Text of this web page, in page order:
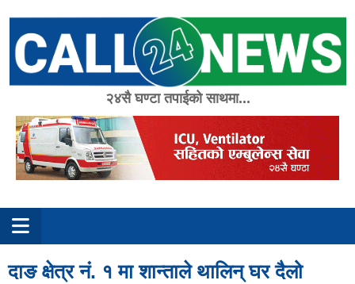
content
२४सै घण्टा तपाईको साथमा...
दाङ क्षेत्र नं. १ मा शान्ताले थालिन् घर दैलो